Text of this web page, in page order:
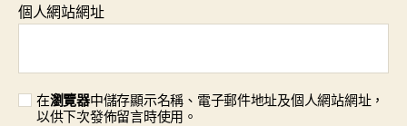
個人網站網址
在瀏覽器中儲存顯示名稱、電子郵件地址及個人網站網址，
以供下次發佈留言時使用。